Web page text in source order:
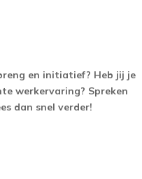
en initiatief? Heb jij je
werkervaring? Spreken
dan snel verder!